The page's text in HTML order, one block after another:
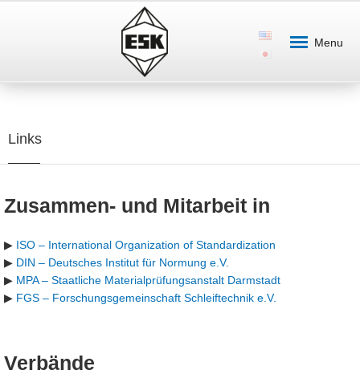
Menu
Links
Zusammen- und Mitarbeit in
▶ ISO – International Organization of Standardization
▶ DIN – Deutsches Institut für Normung e.V.
▶ MPA – Staatliche Materialprüfungsanstalt Darmstadt
▶ FGS – Forschungsgemeinschaft Schleiftechnik e.V.
Verbände